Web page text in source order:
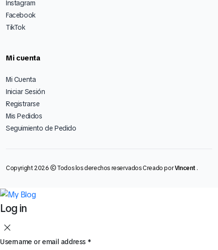
Instagram
Facebook
TikTok
Mi cuenta
Mi Cuenta
Iniciar Sesión
Registrarse
Mis Pedidos
Seguimiento de Pedido
Copyright 2026 © Todos los derechos reservados Creado porVincent .
Log in
Username or email address *